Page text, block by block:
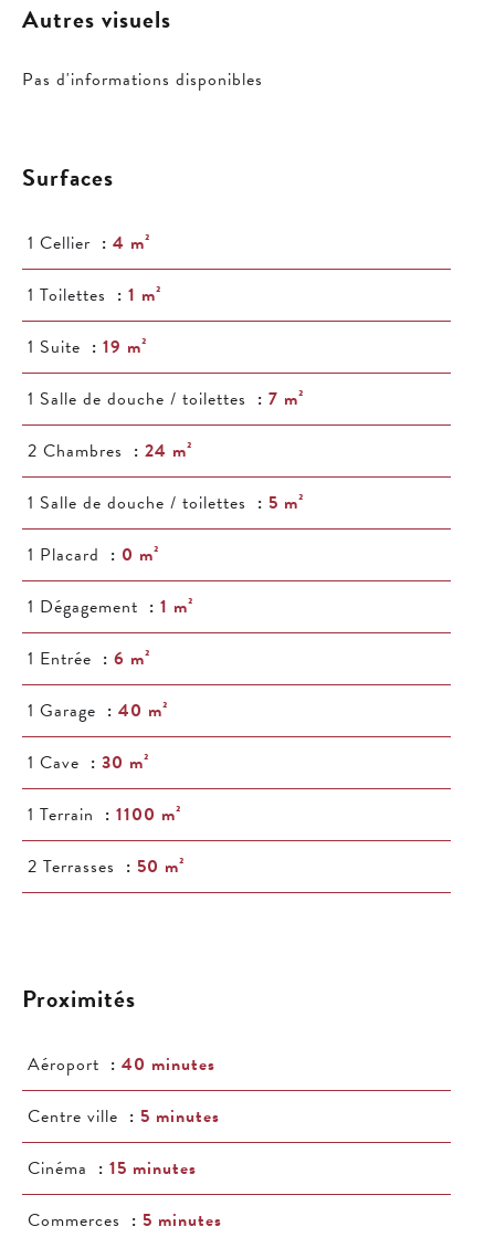
Autres visuels
Pas d'informations disponibles
Surfaces
1 Cellier
4 m²
1 Toilettes
1 m²
1 Suite
19 m²
1 Salle de douche / toilettes
7 m²
2 Chambres
24 m²
1 Salle de douche / toilettes
5 m²
1 Placard
0 m²
1 Dégagement
1 m²
1 Entrée
6 m²
1 Garage
40 m²
1 Cave
30 m²
1 Terrain
1100 m²
2 Terrasses
50 m²
Proximités
Aéroport
40 minutes
Centre ville
5 minutes
Cinéma
15 minutes
Commerces
5 minutes